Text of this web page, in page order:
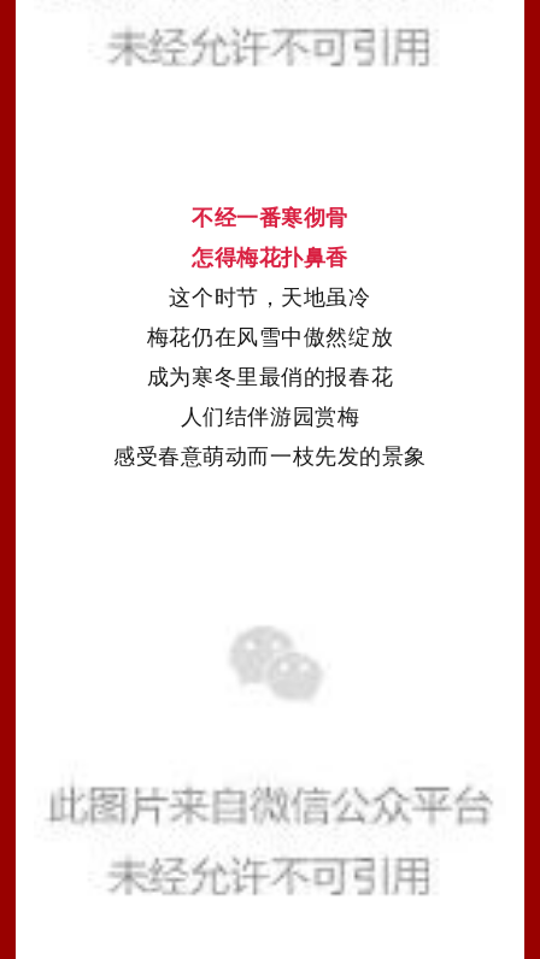
不经一番寒彻骨
怎得梅花扑鼻香
这个时节，天地虽冷
梅花仍在风雪中傲然绽放
成为寒冬里最俏的报春花
人们结伴游园赏梅
感受春意萌动而一枝先发的景象